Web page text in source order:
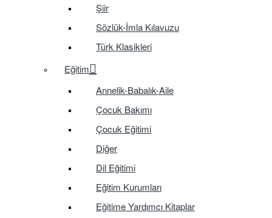
Şiir
Sözlük-İmla Kılavuzu
Türk Klasikleri
Eğitim
Annelik-Babalık-Aile
Çocuk Bakımı
Çocuk Eğitimi
Diğer
Dil Eğitimi
Eğitim Kurumları
Eğitime Yardımcı Kitaplar